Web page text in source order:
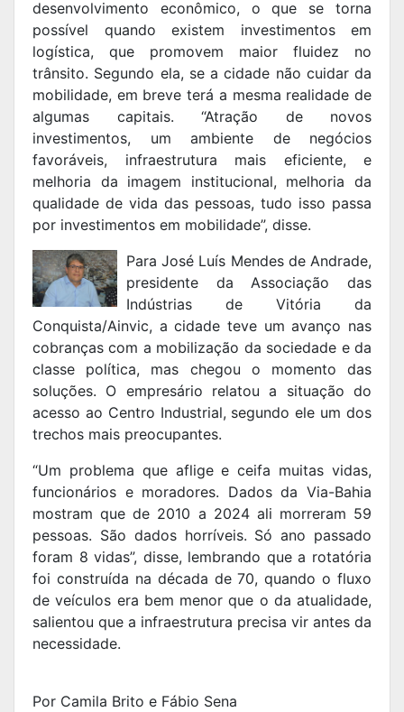
desenvolvimento econômico, o que se torna
possível quando existem investimentos em
logística, que promovem maior fluidez no
trânsito. Segundo ela, se a cidade não cuidar da
mobilidade, em breve terá a mesma realidade de
algumas capitais. “Atração de novos
investimentos, um ambiente de negócios
favoráveis, infraestrutura mais eficiente, e
melhoria da imagem institucional, melhoria da
qualidade de vida das pessoas, tudo isso passa
por investimentos em mobilidade”, disse.
Para José Luís Mendes de Andrade,
presidente da Associação das
Indústrias de Vitória da
Conquista/Ainvic, a cidade teve um avanço nas
cobranças com a mobilização da sociedade e da
classe política, mas chegou o momento das
soluções. O empresário relatou a situação do
acesso ao Centro Industrial, segundo ele um dos
trechos mais preocupantes.
“Um problema que aflige e ceifa muitas vidas,
funcionários e moradores. Dados da Via-Bahia
mostram que de 2010 a 2024 ali morreram 59
pessoas. São dados horríveis. Só ano passado
foram 8 vidas”, disse, lembrando que a rotatória
foi construída na década de 70, quando o fluxo
de veículos era bem menor que o da atualidade,
salientou que a infraestrutura precisa vir antes da
necessidade.
Por Camila Brito e Fábio Sena